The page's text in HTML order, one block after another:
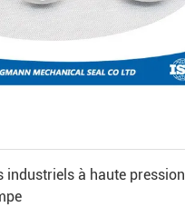
industriels à haute pression